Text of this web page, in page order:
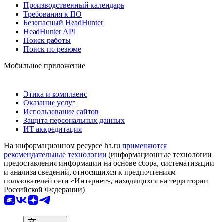
Производственный календарь
Требования к ПО
Безопасный HeadHunter
HeadHunter API
Поиск работы
Поиск по резюме
Мобильное приложение
Этика и комплаенс
Оказание услуг
Использование сайтов
Защита персональных данных
ИТ аккредитация
На информационном ресурсе hh.ru применяются
рекомендательные технологии (информационные технологии
предоставления информации на основе сбора, систематизации
и анализа сведений, относящихся к предпочтениям
пользователей сети «Интернет», находящихся на территории
Российской Федерации)